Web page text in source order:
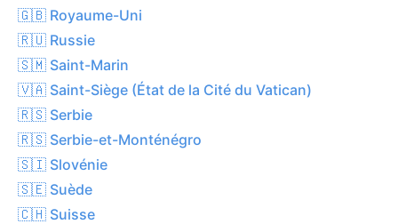
🇬🇧 Royaume-Uni
🇷🇺 Russie
🇸🇲 Saint-Marin
🇻🇦 Saint-Siège (État de la Cité du Vatican)
🇷🇸 Serbie
🇷🇸 Serbie-et-Monténégro
🇸🇮 Slovénie
🇸🇪 Suède
🇨🇭 Suisse